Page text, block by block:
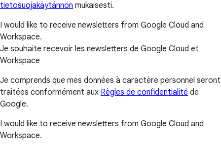
tietosuojakäytännön mukaisesti.
I would like to receive newsletters from Google Cloud and
Workspace.
Je souhaite recevoir les newsletters de Google Cloud et
Workspace
Je comprends que mes données à caractère personnel seront
traitées conformément aux Règles de confidentialité de
Google.
I would like to receive newsletters from Google Cloud and
Workspace.